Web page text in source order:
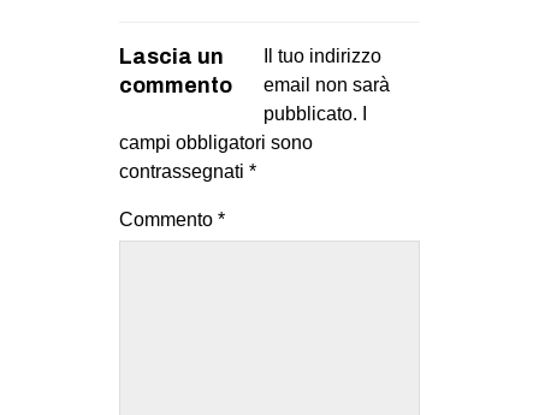
Lascia un
commento
Il tuo indirizzo
email non sarà
pubblicato.
campi obbligatori sono
contrassegnati *
Commento *